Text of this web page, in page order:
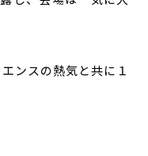
ンスの熱気と共に１